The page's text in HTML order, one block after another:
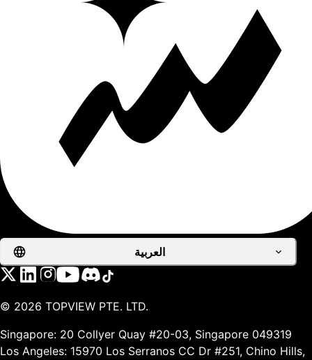
العربية
© 2026 TOPVIEW PTE. LTD.
Singapore: 20 Collyer Quay #20-03, Singapore 049319
Los Angeles: 15970 Los Serranos CC Dr #251, Chino Hills,